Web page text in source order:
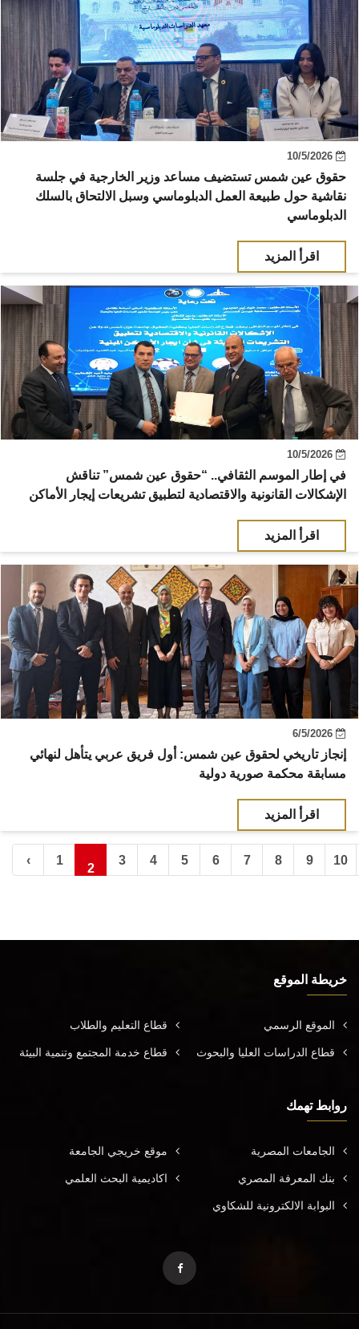
حقوق عين شمس تستضيف مساعد وزير الخارجية في جلسة
نقاشية حول طبيعة العمل الدبلوماسي وسبل الالتحاق بالسلك
الدبلوماسي
اقرأ المزيد
في إطار الموسم الثقافي.. “حقوق عين شمس” تناقش
الإشكالات القانونية والاقتصادية لتطبيق تشريعات إيجار الأماكن
اقرأ المزيد
إنجاز تاريخي لحقوق عين شمس: أول فريق عربي يتأهل لنهائي
مسابقة محكمة صورية دولية
اقرأ المزيد
‹ 1
2
3 4 5 6 7 8 9 10
خريطة الموقع
الموقع الرسمي قطاع التعليم والطلاب
قطاع الدراسات العليا والبحوث قطاع خدمة المجتمع وتنمية البيئة
روابط تهمك
الجامعات المصرية موقع خريجي الجامعة
بنك المعرفة المصري اكاديمية البحث العلمي
البوابة الالكترونية للشكاوي